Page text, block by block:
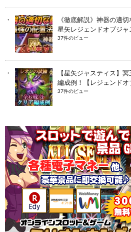
《徹底解説》神器の適
星矢レジェンドオブジャ
37件のビュー
【星矢ジャスティス】
編成例！【レジェンドオ
37件のビュー